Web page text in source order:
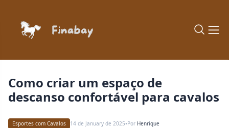
Esportes com Cavalos 14 de January de 2025•Por Henrique
Como criar um espaço de
descanso confortável para cavalos